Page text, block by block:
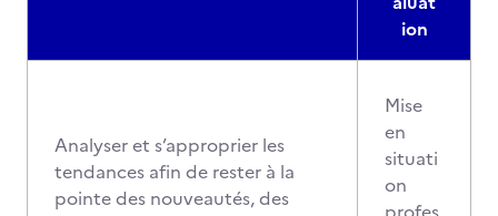
ion
Analyser et s’approprier les
tendances afin de rester à la
pointe des nouveautés, des
Mise
en
situati
on